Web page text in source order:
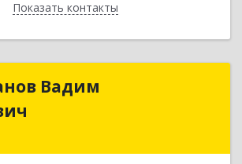
Показать контакты
Назад
Вадим
ИП Епифанов Вадим